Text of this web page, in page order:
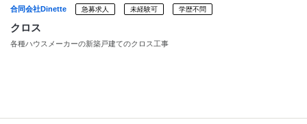
15:30 小休憩（30分）
16:30 片付け・終礼
17:00 退勤
合同会社Dinette 急募求人 未経験可 学歴不問
クロス
各種ハウスメーカーの新築戸建てのクロス工事